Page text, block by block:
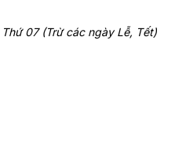
07 (Trừ các ngày Lễ, Tết)